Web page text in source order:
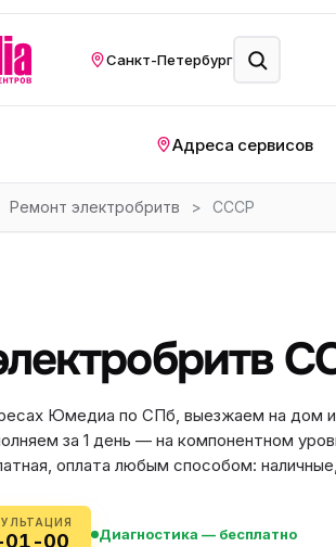
Санкт-Петербург
техника
Газовая плита
Холодильная
камера
Адреса сервисов
Ремонт электробритв > СССР
Юмедиа по СПб, выезжаем на дом
за 1 день — на компонентном
оплата любым способом:
01-00 Диагностика — бесплатно